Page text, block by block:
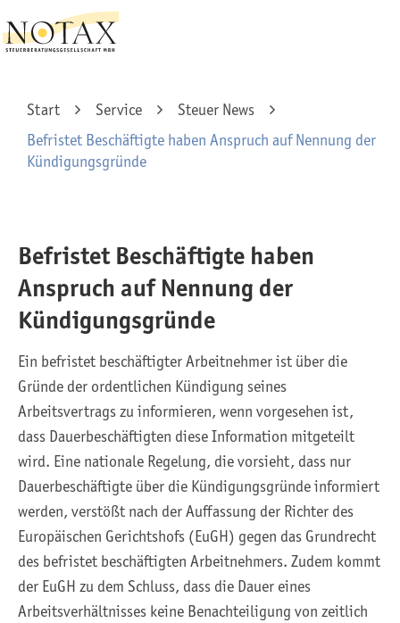
Start Service
Steuer News
Befristet Beschäftigte haben Anspruch auf Nennung der
Kündigungsgründe
Befristet Beschäftigte haben
Anspruch auf Nennung der
Kündigungsgründe
Ein befristet beschäftigter Arbeitnehmer ist über die
Gründe der ordentlichen Kündigung seines
Arbeitsvertrags zu informieren, wenn vorgesehen ist,
dass Dauerbeschäftigten diese Information mitgeteilt
wird. Eine nationale Regelung, die vorsieht, dass nur
Dauerbeschäftigte über die Kündigungsgründe informiert
werden, verstößt nach der Auffassung der Richter des
Europäischen Gerichtshofs (EuGH) gegen das Grundrecht
des befristet beschäftigten Arbeitnehmers. Zudem kommt
der EuGH zu dem Schluss, dass die Dauer eines
Arbeitsverhältnisses keine Benachteiligung von zeitlich